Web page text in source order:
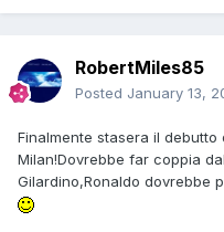
RobertMiles85
Posted January 13,
Finalmente stasera il debutto
Milan!Dovrebbe far coppia
Gilardino,Ronaldo dovrebbe